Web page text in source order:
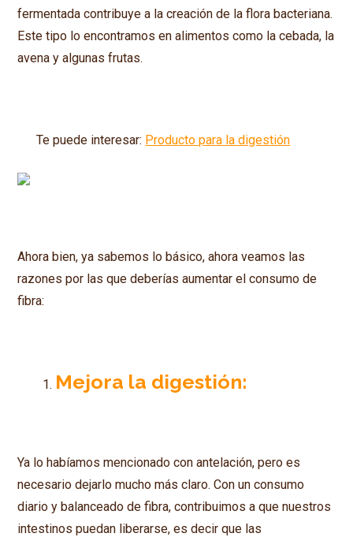
fermentada contribuye a la creación de la flora bacteriana.
Este tipo lo encontramos en alimentos como la cebada, la
avena y algunas frutas.
Te puede interesar: Producto para la digestión
Ahora bien, ya sabemos lo básico, ahora veamos las
razones por las que deberías aumentar el consumo de
fibra:
Mejora la digestión:
Ya lo habíamos mencionado con antelación, pero es
necesario dejarlo mucho más claro. Con un consumo
diario y balanceado de fibra, contribuimos a que nuestros
intestinos puedan liberarse, es decir que las